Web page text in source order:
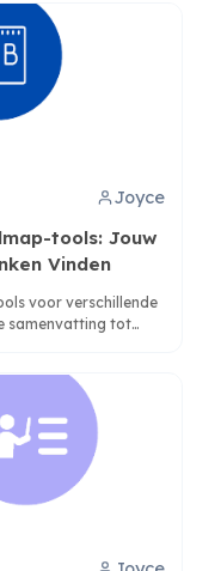
Joyce
tools: Jouw
Vinden
voor verschillende
samenvatting tot